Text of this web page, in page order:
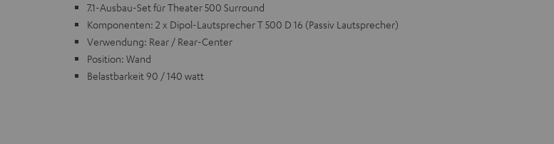
7.1-Ausbau-Set für Theater 500 Surround
Komponenten: 2 x Dipol-Lautsprecher T 500 D 16 (Passiv Lautsprecher)
Verwendung: Rear / Rear-Center
Position: Wand
Belastbarkeit 90 / 140 watt